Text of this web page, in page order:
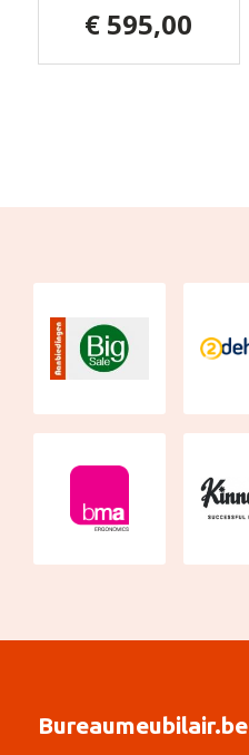
€ 595,00
Bureaumeubilair.be